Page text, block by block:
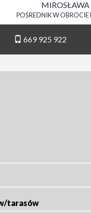
POŚREDNIK W
669 925 922
tarasów